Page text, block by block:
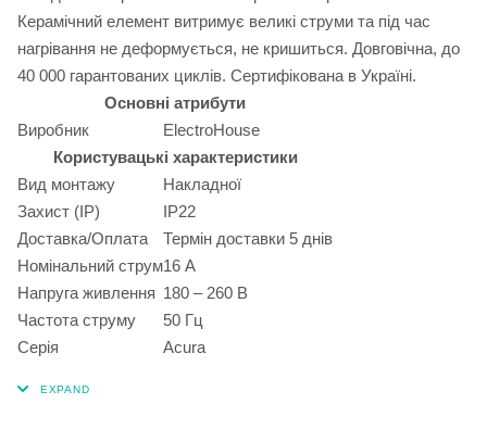
Керамічний елемент витримує великі струми та під час
нагрівання не деформується, не кришиться. Довговічна, до
40 000 гарантованих циклів. Сертифікована в Україні.
Основні атрибути
Виробник
ElectroHouse
Користувацькі характеристики
Вид монтажу
Накладної
Захист (IP)
IP22
Доставка/Оплата
Термін доставки 5 днів
Номінальний струм16 А
Напруга живлення 180 – 260 В
Частота струму
50 Гц
Серія
Acura